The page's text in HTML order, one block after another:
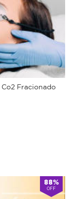
Co2 Fracionado
88%
OFF